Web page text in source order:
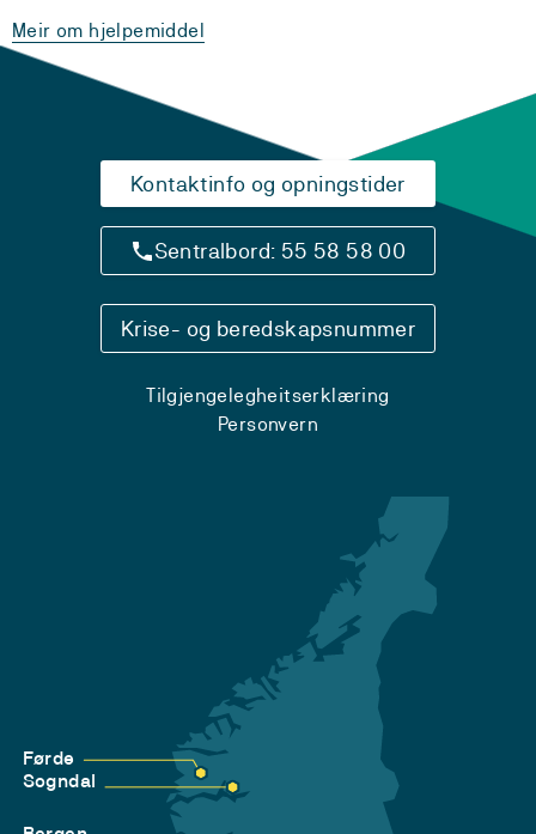
Meir om hjelpemiddel
Kontaktinfo og opningstider
Sentralbord: 55 58 58 00
Krise- og beredskapsnummer
Tilgjengelegheitserklæring
Personvern
Førde
Sogndal